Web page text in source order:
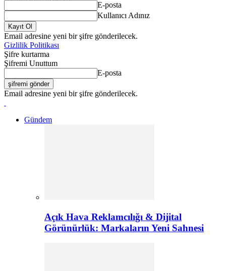
E-posta
Kullanıcı Adınız
Email adresine yeni bir şifre gönderilecek.
Gizlilik Politikası
Şifre kurtarma
Şifremi Unuttum
E-posta
Email adresine yeni bir şifre gönderilecek.
Gündem
Açık Hava Reklamcılığı & Dijital
Görünürlük: Markaların Yeni Sahnesi